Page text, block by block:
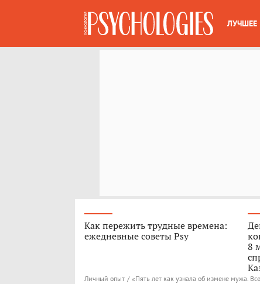
ЛУЧШЕЕ
Как пережить трудные времена:
ежедневные советы Psy
8
Личный опыт / «Пять лет как узнала об измене мужа.